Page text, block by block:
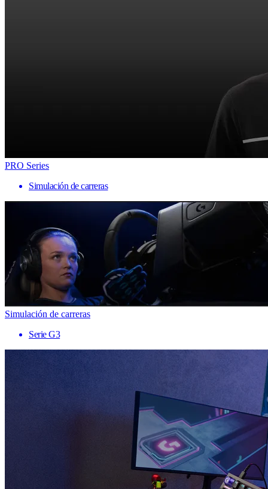
PRO Series
Simulación de carreras
Simulación de carreras
Serie G3